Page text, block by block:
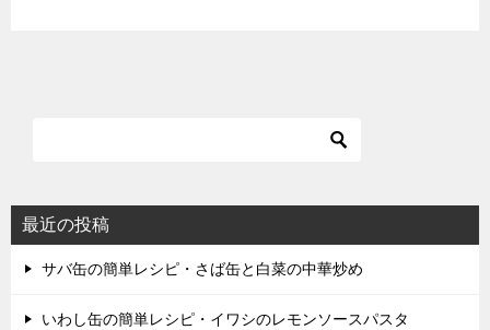
最近の投稿
サバ缶の簡単レシピ・さば缶と白菜の中華炒め
いわし缶の簡単レシピ・イワシのレモンソースパスタ